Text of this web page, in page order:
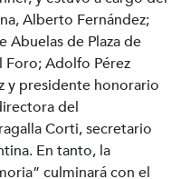
Alberto Fernández;
Abuelas de Plaza de
Foro; Adolfo Pérez
y presidente honorario
del
Corti, secretario
En tanto, la
culminará con el